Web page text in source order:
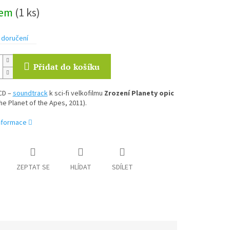
(1 ks)
Přidat do košíku
–soundtrackk sci-fi velkofilmu Zrození Planety opic
Planet of the Apes, 2011).
ZEPTAT SE HLÍDAT SDÍLET